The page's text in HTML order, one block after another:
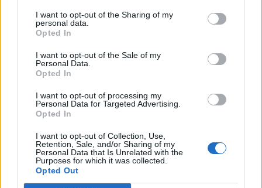
I want to opt-out of the Sharing of my
personal data.
Opted In
I want to opt-out of the Sale of my
Personal Data.
Opted In
I want to opt-out of processing my
Personal Data for Targeted Advertising.
Opted In
I want to opt-out of Collection, Use,
Retention, Sale, and/or Sharing of my
Personal Data that Is Unrelated with the
Purposes for which it was collected.
Opted Out